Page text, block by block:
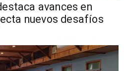
avances en
nuevos desafíos